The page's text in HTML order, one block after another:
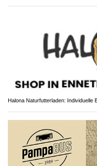
Halona Naturfutterladen: Individuelle